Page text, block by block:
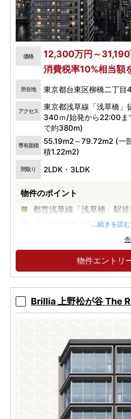
価格
12,300万円～
消費税率10%相当額
所在地 東京都台東区柳橋二丁目
アクセス
東京都浅草線「浅草橋
340ｍ/始発から22:00ま
で約380m)
専有面積
55.19m2～79.72m2 (一
積1.22m2)
間取り 2LDK・3LDK
物件のポイント
都営浅草線「浅草橋」駅
震、リバーサイドタワーレジ
...続きを読む
物件エントリ
Brillia 上野松が谷 The